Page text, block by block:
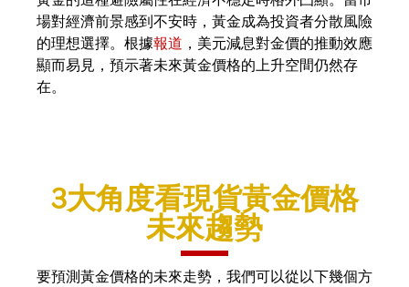
場對經濟前景感到不安時，黃金成為投資者分散風險
的理想選擇。根據報道 ，美元減息對金價的推動效應
顯而易見，預示著未來黃金價格的上升空間仍然存
在。
3大角度看現貨黃金價格
未來趨勢
要預測黃金價格的未來走勢，我們可以從以下幾個方